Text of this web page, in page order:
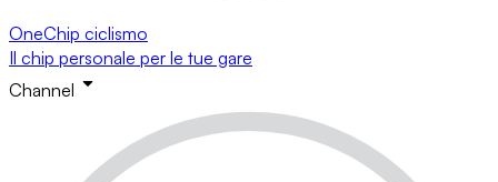
OneChip ciclismo
Il chip personale per le tue gare
Channel